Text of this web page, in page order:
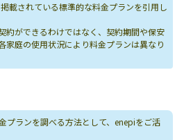
載されている標準的な料金プランを引用し
約ができるわけではなく、契約期間や保安
家庭の使用状況により料金プランは異なり
プランを調べる方法として、enepiをご活